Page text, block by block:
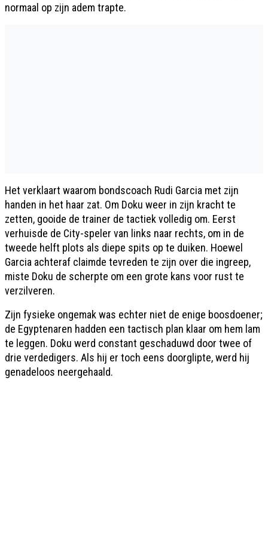
normaal op zijn adem trapte.
Het verklaart waarom bondscoach Rudi Garcia met zijn
handen in het haar zat. Om Doku weer in zijn kracht te
zetten, gooide de trainer de tactiek volledig om. Eerst
verhuisde de City-speler van links naar rechts, om in de
tweede helft plots als diepe spits op te duiken. Hoewel
Garcia achteraf claimde tevreden te zijn over die ingreep,
miste Doku de scherpte om een grote kans voor rust te
verzilveren.
Zijn fysieke ongemak was echter niet de enige boosdoener;
de Egyptenaren hadden een tactisch plan klaar om hem lam
te leggen. Doku werd constant geschaduwd door twee of
drie verdedigers. Als hij er toch eens doorglipte, werd hij
genadeloos neergehaald.